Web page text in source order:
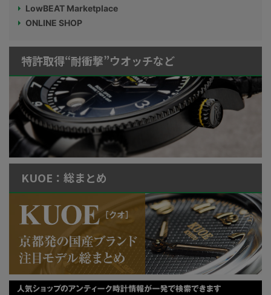
LowBEAT Marketplace
ONLINE SHOP
特許取得“耐衝撃”ウオッチなど
KUOE：総まとめ